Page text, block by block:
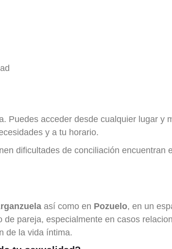
Puedes acceder desde cualquier lugar y
y a tu horario.
dificultades de conciliación encuentran
así como en Pozuelo, en un
pareja, especialmente en casos
de la vida íntima.